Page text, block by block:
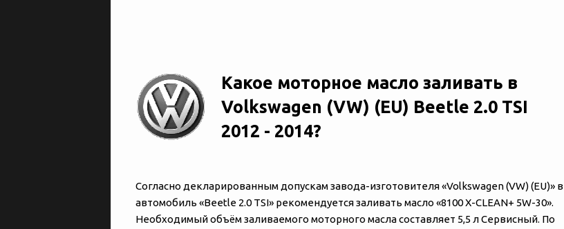
Какое моторное масло заливать в
Volkswagen (VW) (EU) Beetle 2.0 TSI
2012 - 2014?
Согласно декларированным допускам завода-изготовителя «‎‎Volkswagen (VW) (EU)» в
автомобиль «‎‎Beetle 2.0 TSI» рекомендуется заливать масло «8100 X-CLEAN+ 5W-30».
Необходимый объём заливаемого моторного масла составляет 5,5 л Сервисный. По